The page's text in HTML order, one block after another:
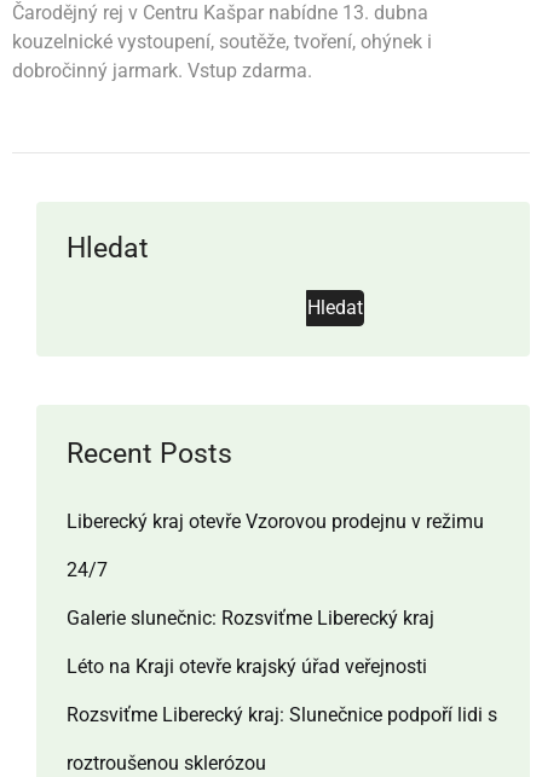
Hledat
Hledat
Recent Posts
Liberecký kraj otevře Vzorovou prodejnu v režimu
24/7
Galerie slunečnic: Rozsviťme Liberecký kraj
Léto na Kraji otevře krajský úřad veřejnosti
Rozsviťme Liberecký kraj: Slunečnice podpoří lidi s
roztroušenou sklerózou
Čarodějný rej v Centru Kašpar nabídne 13. dubna
kouzelnické vystoupení, soutěže, tvoření, ohýnek i
dobročinný jarmark. Vstup zdarma.